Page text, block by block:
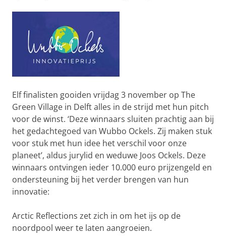
Elf finalisten gooiden vrijdag 3 november op The
Green Village in Delft alles in de strijd met hun pitch
voor de winst. ‘Deze winnaars sluiten prachtig aan bij
het gedachtegoed van Wubbo Ockels. Zij maken stuk
voor stuk met hun idee het verschil voor onze
planeet’, aldus jurylid en weduwe Joos Ockels. Deze
winnaars ontvingen ieder 10.000 euro prijzengeld en
ondersteuning bij het verder brengen van hun
innovatie:
Arctic Reflections zet zich in om het ijs op de
noordpool weer te laten aangroeien.